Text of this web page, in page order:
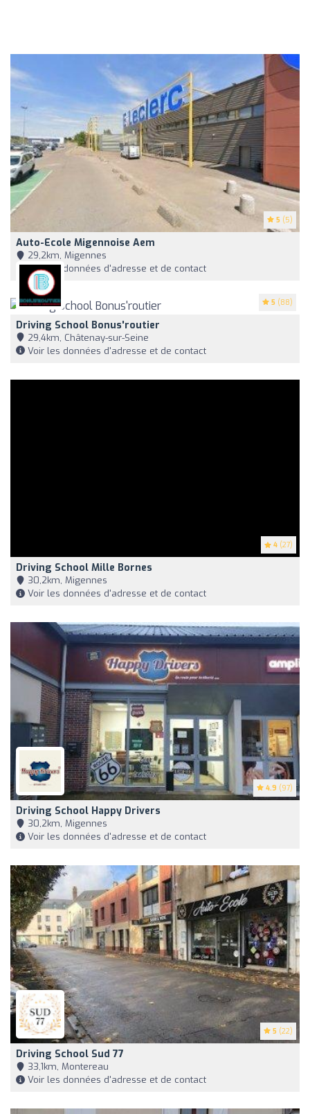
5 (5)
Auto-Ecole Migennoise Aem
29,2km, Migennes
Voir les données d'adresse et de contact
5 (88)
Driving School Bonus'routier
29,4km, Châtenay-sur-Seine
Voir les données d'adresse et de contact
4 (27)
Driving School Mille Bornes
30,2km, Migennes
Voir les données d'adresse et de contact
4.9 (97)
Driving School Happy Drivers
30,2km, Migennes
Voir les données d'adresse et de contact
5 (22)
Driving School Sud 77
33,1km, Montereau
Voir les données d'adresse et de contact